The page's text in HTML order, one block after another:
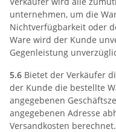
unternehmen, um die
Nichtverfügbarkeit oder
Ware wird der Kunde
Gegenleistung
5.6 Bietet der Verkäufer
der Kunde die bestellte
angegebenen
angegebenen Adresse
Versandkosten berechnet.